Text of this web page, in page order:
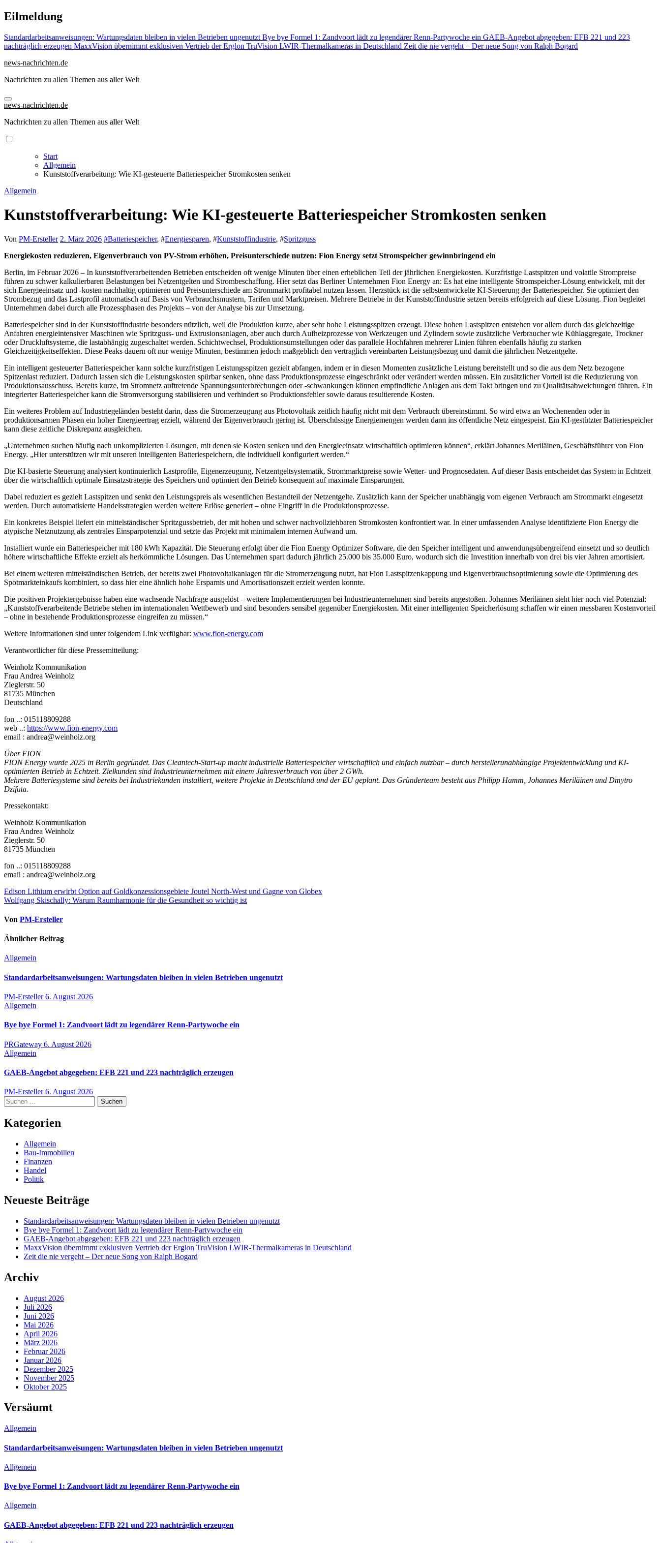
Zu
Inhalten
Eilmeldung
Standardarbeitsanweisungen: Wartungsdaten bleiben in vielen Betrieben ungenutzt Bye bye Formel 1: Zandvoort lädt zu legendärer Renn-Partywoche ein GAEB-Angebot abgegeben: EFB 221 und 223
nachträglich erzeugen MaxxVision übernimmt exklusiven Vertrieb der Erglon TruVision LWIR-Thermalkameras in Deutschland Zeit die nie vergeht – Der neue Song von Ralph Bogard
news-nachrichten.de
Nachrichten zu allen Themen aus aller Welt
news-nachrichten.de
Nachrichten zu allen Themen aus aller Welt
Start
Allgemein
Kunststoffverarbeitung: Wie KI-gesteuerte Batteriespeicher Stromkosten senken
Allgemein
Kunststoffverarbeitung: Wie KI-gesteuerte Batteriespeicher Stromkosten senken
Von PM-Ersteller 2. März 2026 #Batteriespeicher, #Energiesparen, #Kunststoffindustrie, #Spritzguss
Energiekosten reduzieren, Eigenverbrauch von PV-Strom erhöhen, Preisunterschiede nutzen: Fion Energy setzt Stromspeicher gewinnbringend ein
Berlin, im Februar 2026 – In kunststoffverarbeitenden Betrieben entscheiden oft wenige Minuten über einen erheblichen Teil der jährlichen Energiekosten. Kurzfristige Lastspitzen und volatile Strompreise
führen zu schwer kalkulierbaren Belastungen bei Netzentgelten und Strombeschaffung. Hier setzt das Berliner Unternehmen Fion Energy an: Es hat eine intelligente Stromspeicher-Lösung entwickelt, mit der
sich Energieeinsatz und -kosten nachhaltig optimieren und Preisunterschiede am Strommarkt profitabel nutzen lassen. Herzstück ist die selbstentwickelte KI-Steuerung der Batteriespeicher. Sie optimiert den
Strombezug und das Lastprofil automatisch auf Basis von Verbrauchsmustern, Tarifen und Marktpreisen. Mehrere Betriebe in der Kunststoffindustrie setzen bereits erfolgreich auf diese Lösung. Fion begleitet
Unternehmen dabei durch alle Prozessphasen des Projekts – von der Analyse bis zur Umsetzung.
Batteriespeicher sind in der Kunststoffindustrie besonders nützlich, weil die Produktion kurze, aber sehr hohe Leistungsspitzen erzeugt. Diese hohen Lastspitzen entstehen vor allem durch das gleichzeitige
Anfahren energieintensiver Maschinen wie Spritzguss- und Extrusionsanlagen, aber auch durch Aufheizprozesse von Werkzeugen und Zylindern sowie zusätzliche Verbraucher wie Kühlaggregate, Trockner
oder Druckluftsysteme, die lastabhängig zugeschaltet werden. Schichtwechsel, Produktionsumstellungen oder das parallele Hochfahren mehrerer Linien führen ebenfalls häufig zu starken
Gleichzeitigkeitseffekten. Diese Peaks dauern oft nur wenige Minuten, bestimmen jedoch maßgeblich den vertraglich vereinbarten Leistungsbezug und damit die jährlichen Netzentgelte.
Ein intelligent gesteuerter Batteriespeicher kann solche kurzfristigen Leistungsspitzen gezielt abfangen, indem er in diesen Momenten zusätzliche Leistung bereitstellt und so die aus dem Netz bezogene
Spitzenlast reduziert. Dadurch lassen sich die Leistungskosten spürbar senken, ohne dass Produktionsprozesse eingeschränkt oder verändert werden müssen. Ein zusätzlicher Vorteil ist die Reduzierung von
Produktionsausschuss. Bereits kurze, im Stromnetz auftretende Spannungsunterbrechungen oder -schwankungen können empfindliche Anlagen aus dem Takt bringen und zu Qualitätsabweichungen führen. Ein
integrierter Batteriespeicher kann die Stromversorgung stabilisieren und verhindert so Produktionsfehler sowie daraus resultierende Kosten.
Ein weiteres Problem auf Industriegeländen besteht darin, dass die Stromerzeugung aus Photovoltaik zeitlich häufig nicht mit dem Verbrauch übereinstimmt. So wird etwa an Wochenenden oder in
produktionsarmen Phasen ein hoher Energieertrag erzielt, während der Eigenverbrauch gering ist. Überschüssige Energiemengen werden dann ins öffentliche Netz eingespeist. Ein KI-gestützter Batteriespeicher
kann diese zeitliche Diskrepanz ausgleichen.
„Unternehmen suchen häufig nach unkomplizierten Lösungen, mit denen sie Kosten senken und den Energieeinsatz wirtschaftlich optimieren können“, erklärt Johannes Meriläinen, Geschäftsführer von Fion
Energy. „Hier unterstützen wir mit unseren intelligenten Batteriespeichern, die individuell konfiguriert werden.“
Die KI-basierte Steuerung analysiert kontinuierlich Lastprofile, Eigenerzeugung, Netzentgeltsystematik, Strommarktpreise sowie Wetter- und Prognosedaten. Auf dieser Basis entscheidet das System in Echtzeit
über die wirtschaftlich optimale Einsatzstrategie des Speichers und optimiert den Betrieb konsequent auf maximale Einsparungen.
Dabei reduziert es gezielt Lastspitzen und senkt den Leistungspreis als wesentlichen Bestandteil der Netzentgelte. Zusätzlich kann der Speicher unabhängig vom eigenen Verbrauch am Strommarkt eingesetzt
werden. Durch automatisierte Handelsstrategien werden weitere Erlöse generiert – ohne Eingriff in die Produktionsprozesse.
Ein konkretes Beispiel liefert ein mittelständischer Spritzgussbetrieb, der mit hohen und schwer nachvollziehbaren Stromkosten konfrontiert war. In einer umfassenden Analyse identifizierte Fion Energy die
atypische Netznutzung als zentrales Einsparpotenzial und setzte das Projekt mit minimalem internen Aufwand um.
Installiert wurde ein Batteriespeicher mit 180 kWh Kapazität. Die Steuerung erfolgt über die Fion Energy Optimizer Software, die den Speicher intelligent und anwendungsübergreifend einsetzt und so deutlich
höhere wirtschaftliche Effekte erzielt als herkömmliche Lösungen. Das Unternehmen spart dadurch jährlich 25.000 bis 35.000 Euro, wodurch sich die Investition innerhalb von drei bis vier Jahren amortisiert.
Bei einem weiteren mittelständischen Betrieb, der bereits zwei Photovoltaikanlagen für die Stromerzeugung nutzt, hat Fion Lastspitzenkappung und Eigenverbrauchsoptimierung sowie die Optimierung des
Spotmarkteinkaufs kombiniert, so dass hier eine ähnlich hohe Ersparnis und Amortisationszeit erzielt werden konnte.
Die positiven Projektergebnisse haben eine wachsende Nachfrage ausgelöst – weitere Implementierungen bei Industrieunternehmen sind bereits angestoßen. Johannes Meriläinen sieht hier noch viel Potenzial:
„Kunststoffverarbeitende Betriebe stehen im internationalen Wettbewerb und sind besonders sensibel gegenüber Energiekosten. Mit einer intelligenten Speicherlösung schaffen wir einen messbaren Kostenvorteil
– ohne in bestehende Produktionsprozesse eingreifen zu müssen.“
Weitere Informationen sind unter folgendem Link verfügbar: www.fion-energy.com
Verantwortlicher für diese Pressemitteilung:
Weinholz Kommunikation
Frau Andrea Weinholz
Zieglerstr. 50
81735 München
Deutschland
fon ..: 015118809288
web ..: https://www.fion-energy.com
email : andrea@weinholz.org
Über FION
FION Energy wurde 2025 in Berlin gegründet. Das Cleantech-Start-up macht industrielle Batteriespeicher wirtschaftlich und einfach nutzbar – durch herstellerunabhängige Projektentwicklung und KI-
optimierten Betrieb in Echtzeit. Zielkunden sind Industrieunternehmen mit einem Jahresverbrauch von über 2 GWh.
Mehrere Batteriesysteme sind bereits bei Industriekunden installiert, weitere Projekte in Deutschland und der EU geplant. Das Gründerteam besteht aus Philipp Hamm, Johannes Meriläinen und Dmytro
Dzifuta.
Pressekontakt:
Weinholz Kommunikation
Frau Andrea Weinholz
Zieglerstr. 50
81735 München
fon ..: 015118809288
email : andrea@weinholz.org
Beitragsnavigation
Edison Lithium erwirbt Option auf Goldkonzessionsgebiete Joutel North-West und Gagne von Globex
Wolfgang Skischally: Warum Raumharmonie für die Gesundheit so wichtig ist
Von PM-Ersteller
Ähnlicher Beitrag
Allgemein
Standardarbeitsanweisungen: Wartungsdaten bleiben in vielen Betrieben ungenutzt
PM-Ersteller6. August 2026
Allgemein
Bye bye Formel 1: Zandvoort lädt zu legendärer Renn-Partywoche ein
PRGateway 6. August 2026
Allgemein
GAEB-Angebot abgegeben: EFB 221 und 223 nachträglich erzeugen
PM-Ersteller6. August 2026
Suchen
nach:
Kategorien
Allgemein
Bau-Immobilien
Finanzen
Handel
Politik
Neueste Beiträge
Standardarbeitsanweisungen: Wartungsdaten bleiben in vielen Betrieben ungenutzt
Bye bye Formel 1: Zandvoort lädt zu legendärer Renn-Partywoche ein
GAEB-Angebot abgegeben: EFB 221 und 223 nachträglich erzeugen
MaxxVision übernimmt exklusiven Vertrieb der Erglon TruVision LWIR-Thermalkameras in Deutschland
Zeit die nie vergeht – Der neue Song von Ralph Bogard
Archiv
August 2026
Juli 2026
Juni 2026
Mai 2026
April 2026
März 2026
Februar 2026
Januar 2026
Dezember 2025
November 2025
Oktober 2025
Versäumt
Allgemein
Standardarbeitsanweisungen: Wartungsdaten bleiben in vielen Betrieben ungenutzt
Allgemein
Bye bye Formel 1: Zandvoort lädt zu legendärer Renn-Partywoche ein
Allgemein
GAEB-Angebot abgegeben: EFB 221 und 223 nachträglich erzeugen